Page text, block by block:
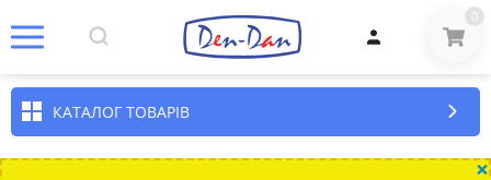
0
КАТАЛОГ ТОВАРІВ
×